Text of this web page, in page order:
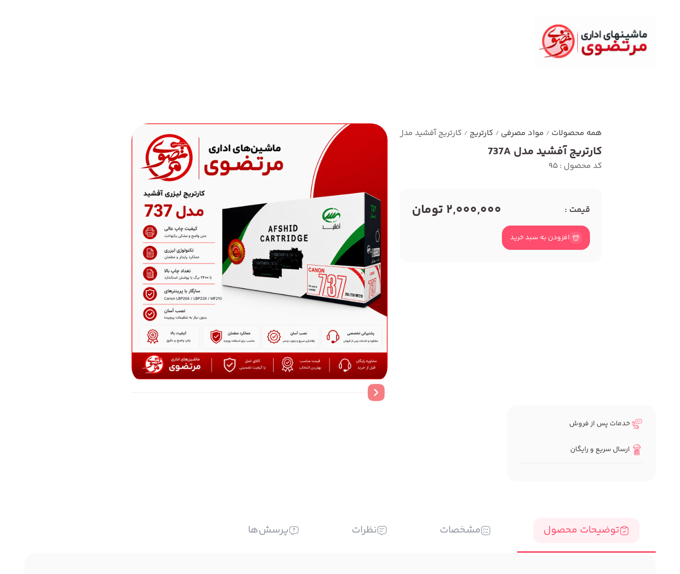
همه محصولات / مواد مصرفی / کارتریج / کارتریج آفشید مدل 737A
کارتریج آفشید مدل 737A
کد محصول : 95
قیمت : 2,000,000 تومان
افزودن به سبد خرید
خدمات پس از فروش
ارسال سریع و رایگان
توضیحات محصول مشخصات نظرات پرسش‌ها